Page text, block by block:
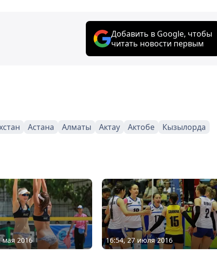
Добавить в Google, чтобы
читать новости первым
Астана Алматы Актау Актобе
Кызылорда
мая 2016 16:54, 27 июля 2016